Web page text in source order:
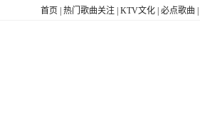
首页 热门歌曲关注 KTV文化 必点歌曲